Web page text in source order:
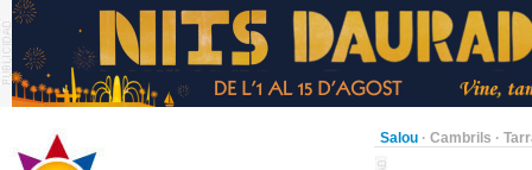
Salou · Cambrils ·